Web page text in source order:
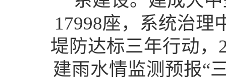
17998座，系统治理
堤防达标三年行动
建雨水情监测预报“